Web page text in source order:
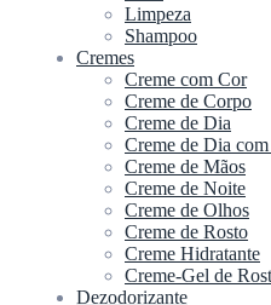
Limpeza
Shampoo
Cremes
Creme com Cor
Creme de Corpo
Creme de Dia
Creme de Dia
Creme de Mãos
Creme de Noite
Creme de Olhos
Creme de Rosto
Creme Hidratante
Creme-Gel de
Dezodorizante